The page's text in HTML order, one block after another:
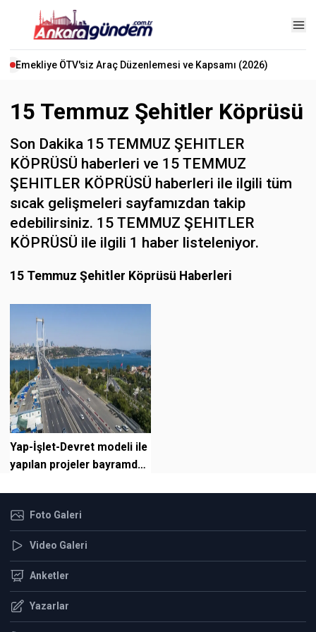
Emekliye ÖTV'siz Araç Düzenlemesi ve Kapsamı (2026)
15 Temmuz Şehitler Köprüsü
Son Dakika 15 TEMMUZ ŞEHITLER
KÖPRÜSÜ haberleri ve 15 TEMMUZ
ŞEHITLER KÖPRÜSÜ haberleri ile ilgili tüm
sıcak gelişmeleri sayfamızdan takip
edebilirsiniz. 15 TEMMUZ ŞEHITLER
KÖPRÜSÜ ile ilgili 1 haber listeleniyor.
15 Temmuz Şehitler Köprüsü Haberleri
Yap-İşlet-Devret modeli ile
yapılan projeler bayramda
Foto Galeri
Video Galeri
Anketler
Yazarlar